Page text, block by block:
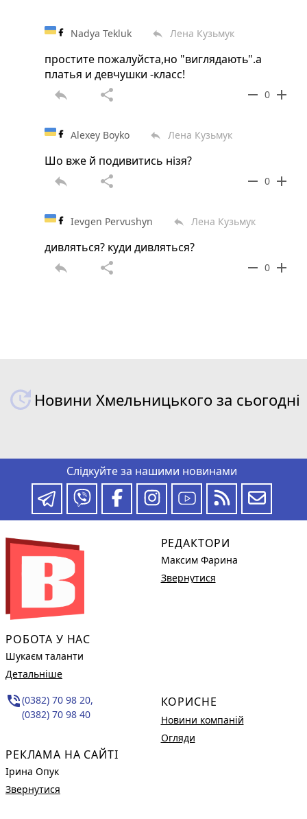
Nadya Tekluk reply Лена Кузьмук
простите пожалуйста,но "виглядають".а
платья и девчушки -класс!
reply share remove 0 add
Alexey Boyko reply Лена Кузьмук
Шо вже й подивитись нізя?
reply share remove 0 add
Ievgen Pervushyn reply Лена Кузьмук
дивляться? куди дивляться?
reply share remove 0 add
Новини Хмельницького за сьогодні
Слідкуйте за нашими новинами
РОБОТА У НАС
Шукаєм таланти
Детальніше
phone_in_talk(0382) 70 98 20,
(0382) 70 98 40
РЕКЛАМА НА САЙТІ
Ірина Опук
Звернутися
РЕДАКТОРИ
Максим Фарина
Звернутися
КОРИСНЕ
Новини компаній
Огляди